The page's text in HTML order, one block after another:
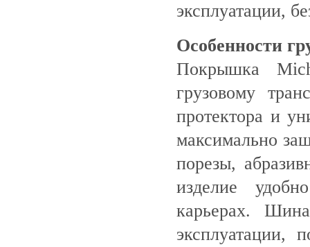
эксплуатации,
Особенности
Покрышка
грузовому
протектора и
максимально
порезы,
изделие
карьерах.
эксплуатации,